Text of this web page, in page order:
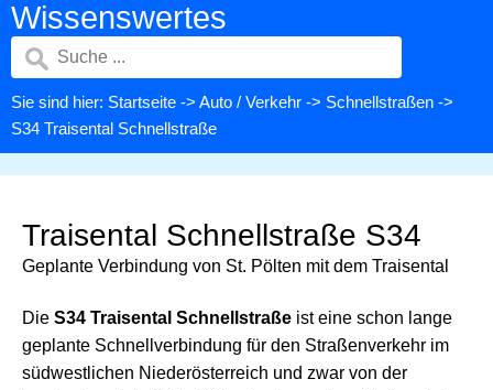
Wissenswertes
Sie sind hier: Startseite -> Auto / Verkehr -> Schnellstraßen ->
S34 Traisental Schnellstraße
Traisental Schnellstraße S34
Geplante Verbindung von St. Pölten mit dem Traisental
Die S34 Traisental Schnellstraße ist eine schon lange
geplante Schnellverbindung für den Straßenverkehr im
südwestlichen Niederösterreich und zwar von der